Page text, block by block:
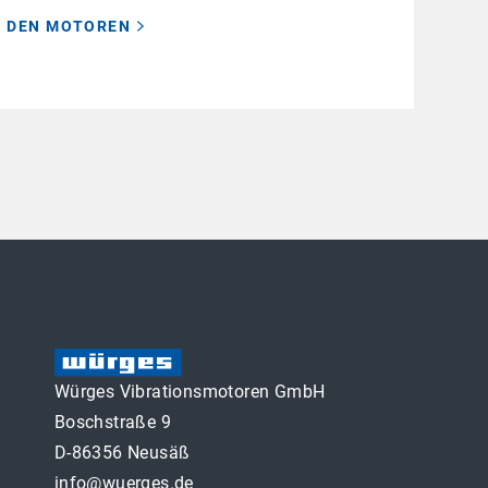
DEN MOTOREN
Würges Vibrationsmotoren GmbH
Boschstraße 9
D-86356 Neusäß
info@wuerges.de